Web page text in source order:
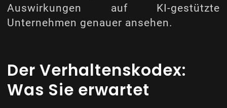
Auswirkungen auf KI-gestützte
Unternehmen genauer ansehen.
Der Verhaltenskodex:
Was Sie erwartet